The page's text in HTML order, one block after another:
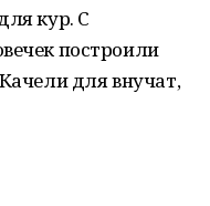
кур. С
построили
для внучат,